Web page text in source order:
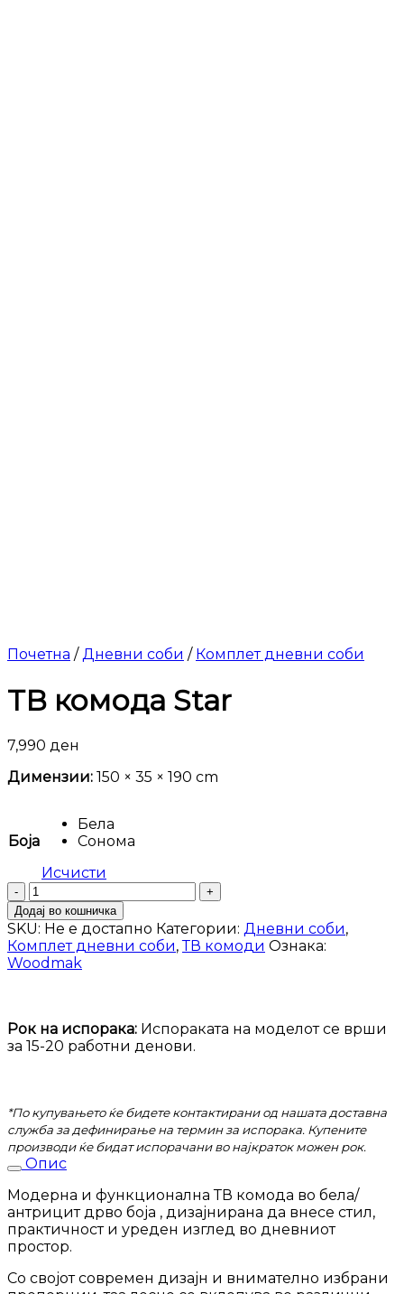
Почетна / Дневни соби / Комплет дневни соби
ТВ комода Star
7,990 ден
Димензии: 150 × 35 × 190 cm
Боја
Бела
Сонома
Исчисти
ТВ
комода
Star
количина
Додај во кошничка
SKU: Не е достапно Категории: Дневни соби,
Комплет дневни соби,ТВ комоди Ознака:
Woodmak
Рок на испорака: Испораката на моделот се врши
за 15-20 работни денови.
*По купувањето ќе бидете контактирани од нашата доставна
служба за дефинирање на термин за испорака. Купените
производи ќе бидат испорачани во најкраток можен рок.
Опис
Модерна и функционална ТВ комода во бела/
антрицит дрво боја , дизајнирана да внесе стил,
практичност и уреден изглед во дневниот
простор.
Со својот современ дизајн и внимателно избрани